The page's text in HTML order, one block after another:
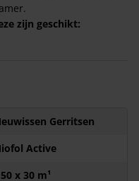
zijn geschikt:
Gerritsen
Active
x 30 m¹